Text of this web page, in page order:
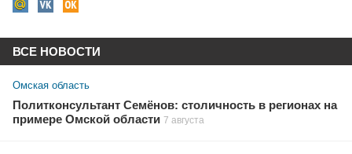
ВСЕ НОВОСТИ
Омская область
Политконсультант Семёнов: столичность в регионах на
примере Омской области 7 августа